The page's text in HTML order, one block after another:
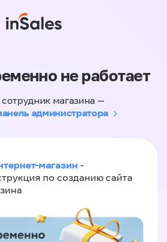
не работает
магазина —
администратора
магазин -
по созданию сайта